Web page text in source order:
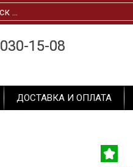
030-15-08
030-15-08
ДОСТАВКА И ОПЛАТА